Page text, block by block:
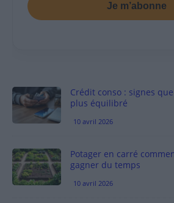
Je m’abonne
Crédit conso : signes
plus équilibré
10 avril 2026
Potager en carré
gagner du temps
10 avril 2026